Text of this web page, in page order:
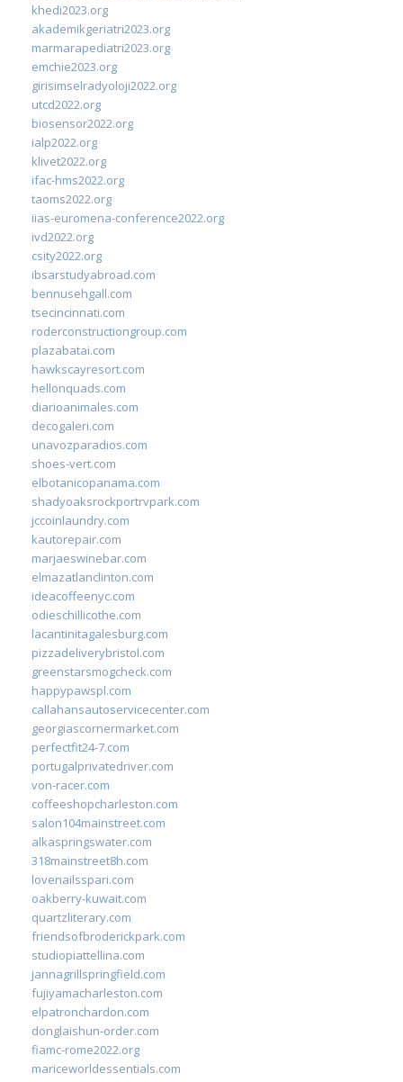
khedi2023.org
akademikgeriatri2023.org
marmarapediatri2023.org
emchie2023.org
girisimselradyoloji2022.org
utcd2022.org
biosensor2022.org
ialp2022.org
klivet2022.org
ifac-hms2022.org
taoms2022.org
iias-euromena-conference2022.org
ivd2022.org
csity2022.org
ibsarstudyabroad.com
bennusehgall.com
tsecincinnati.com
roderconstructiongroup.com
plazabatai.com
hawkscayresort.com
hellonquads.com
diarioanimales.com
decogaleri.com
unavozparadios.com
shoes-vert.com
elbotanicopanama.com
shadyoaksrockportrvpark.com
jccoinlaundry.com
kautorepair.com
marjaeswinebar.com
elmazatlanclinton.com
ideacoffeenyc.com
odieschillicothe.com
lacantinitagalesburg.com
pizzadeliverybristol.com
greenstarsmogcheck.com
happypawspl.com
callahansautoservicecenter.com
georgiascornermarket.com
perfectfit24-7.com
portugalprivatedriver.com
von-racer.com
coffeeshopcharleston.com
salon104mainstreet.com
alkaspringswater.com
318mainstreet8h.com
lovenailsspari.com
oakberry-kuwait.com
quartzliterary.com
friendsofbroderickpark.com
studiopiattellina.com
jannagrillspringfield.com
fujiyamacharleston.com
elpatronchardon.com
donglaishun-order.com
fiamc-rome2022.org
mariceworldessentials.com